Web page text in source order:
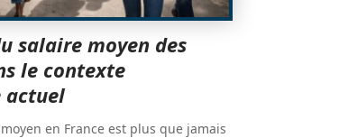
salaire moyen des
le contexte
actuel
en France est plus que jamais